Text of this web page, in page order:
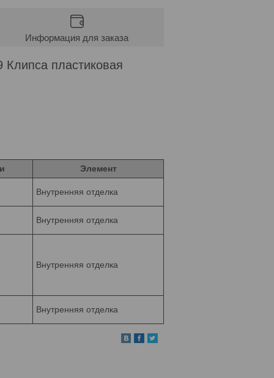
Информация для заказа
пластиковая
Элемент
Внутренняя отделка
Внутренняя отделка
Внутренняя отделка
Внутренняя отделка